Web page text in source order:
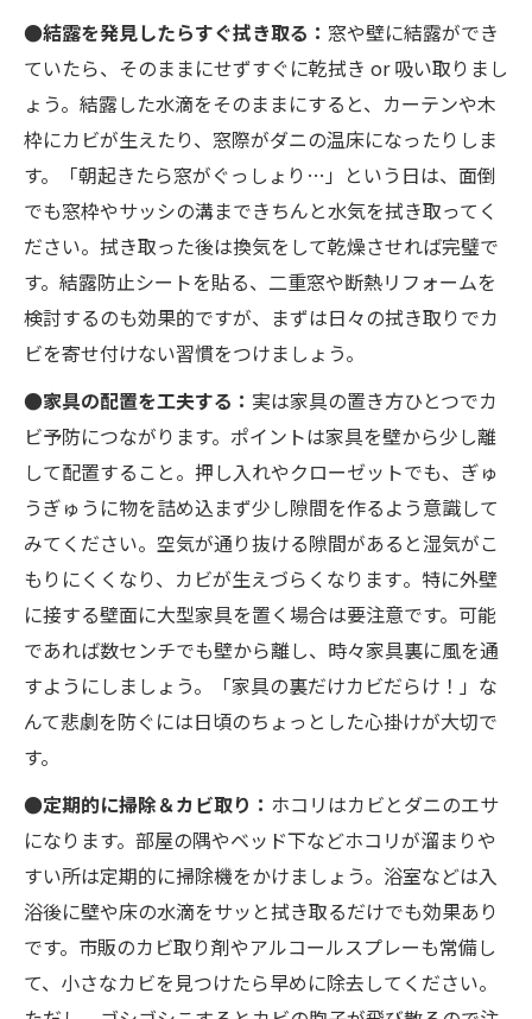
●結露を発見したらすぐ拭き取る： 窓や壁に結露ができ
ていたら、そのままにせずすぐに乾拭き or 吸い取りまし
ょう。結露した水滴をそのままにすると、カーテンや木
枠にカビが生えたり、窓際がダニの温床になったりしま
す。「朝起きたら窓がぐっしょり…」という日は、面倒
でも窓枠やサッシの溝まできちんと水気を拭き取ってく
ださい。拭き取った後は換気をして乾燥させれば完璧で
す。結露防止シートを貼る、二重窓や断熱リフォームを
検討するのも効果的ですが​、まずは日々の拭き取りでカ
ビを寄せ付けない習慣をつけましょう。
●家具の配置を工夫する： 実は家具の置き方ひとつでカ
ビ予防につながります。ポイントは家具を壁から少し離
して配置すること。押し入れやクローゼットでも、ぎゅ
うぎゅうに物を詰め込まず少し隙間を作るよう意識して
みてください。空気が通り抜ける隙間があると湿気がこ
もりにくくなり、カビが生えづらくなります​。特に外壁
に接する壁面に大型家具を置く場合は要注意です。可能
であれば数センチでも壁から離し、時々家具裏に風を通
すようにしましょう。「家具の裏だけカビだらけ！」な
んて悲劇を防ぐには日頃のちょっとした心掛けが大切で
す。
●定期的に掃除＆カビ取り： ホコリはカビとダニのエサ
になります。部屋の隅やベッド下などホコリが溜まりや
すい所は定期的に掃除機をかけましょう。浴室などは入
浴後に壁や床の水滴をサッと拭き取るだけでも効果あり
です。市販のカビ取り剤やアルコールスプレーも常備し
て、小さなカビを見つけたら早めに除去してください。